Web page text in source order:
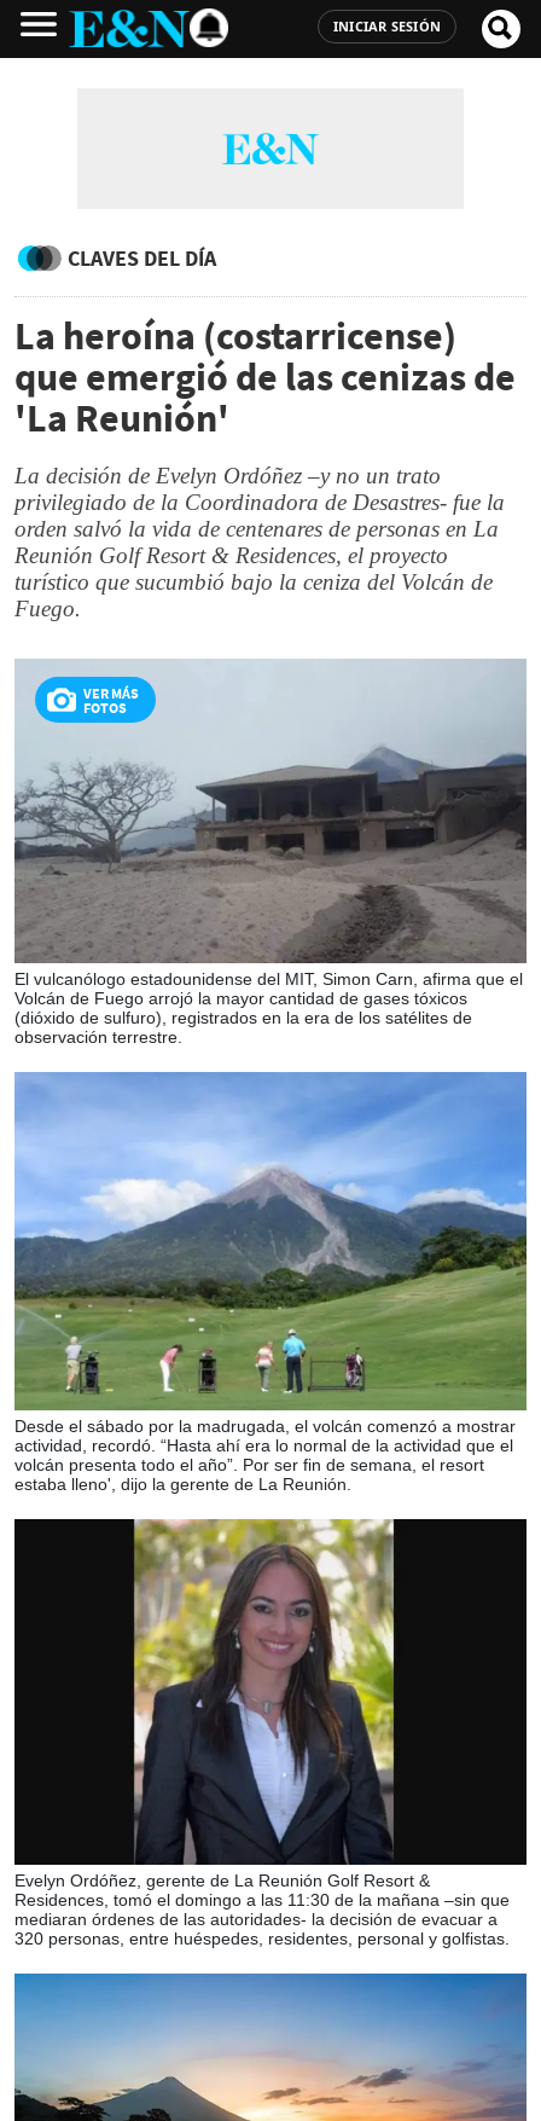
INICIAR SESIÓN
CLAVES DEL DÍA
La heroína (costarricense)
que emergió de las cenizas de
'La Reunión'
La decisión de Evelyn Ordóñez –y no un trato
privilegiado de la Coordinadora de Desastres- fue la
orden salvó la vida de centenares de personas en La
Reunión Golf Resort & Residences, el proyecto
turístico que sucumbió bajo la ceniza del Volcán de
Fuego.
VER MÁS
FOTOS
El vulcanólogo estadounidense del MIT, Simon Carn, afirma que el
Volcán de Fuego arrojó la mayor cantidad de gases tóxicos
(dióxido de sulfuro), registrados en la era de los satélites de
observación terrestre.
Desde el sábado por la madrugada, el volcán comenzó a mostrar
actividad, recordó. “Hasta ahí era lo normal de la actividad que el
volcán presenta todo el año”. Por ser fin de semana, el resort
estaba lleno', dijo la gerente de La Reunión.
Evelyn Ordóñez, gerente de La Reunión Golf Resort &
Residences, tomó el domingo a las 11:30 de la mañana –sin que
mediaran órdenes de las autoridades- la decisión de evacuar a
320 personas, entre huéspedes, residentes, personal y golfistas.